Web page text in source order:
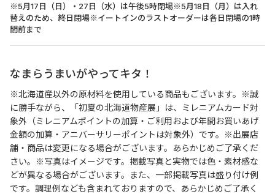
※5月17日（日）・27日（水）は午後5時閉場※5月18日（月）は入れ
替えのため、終日閉場※イートインのラストオーダーは各日閉場の1時
間前まで
なまらうまいがやってキタ！
※北海道産以外の原材料を使用している商品もございます。
※誠
に勝手ながら、「初夏の北海道物産展 」は、ミレニアムカード対
象外（ミレニアムポイントの加算・ご利用および年間お買いあげ
金額の加算・アニバーサリーポイントは対象外）です。※出展店
舗・商品は変更になる場合がございます。あらかじめご了承くだ
さい。※写真はイメージです。掲載写真と実物では色・素材感な
どが異なる場合がございます。また、一部掲載写真は盛り付け例
です。調理例なども含まれておりますので、あらかじめご了承く